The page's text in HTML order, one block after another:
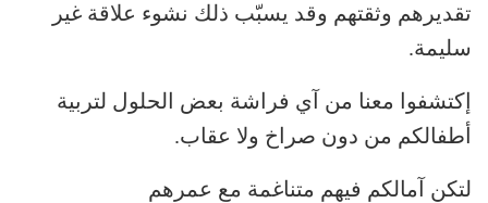
تقديرهم وثقتهم وقد يسبّب ذلك نشوء علاقة غير
سليمة.
إكتشفوا معنا من آي فراشة بعض الحلول لتربية
أطفالكم من دون صراخ ولا عقاب.
لتكن آمالكم فيهم متناغمة مع عمرهم